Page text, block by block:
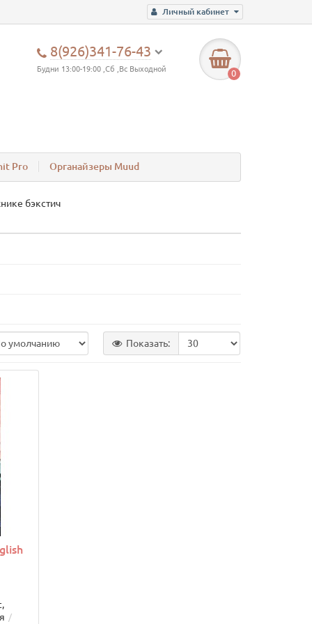
Личный кабинет
8(926)341-76-43
Будни 13:00-19:00 ,Сб ,Вс Выходной 0
Pro Органайзеры Muud
бэкстич
Показать: